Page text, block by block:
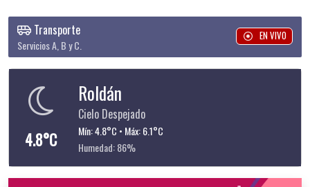
Transporte
Servicios A, B y C.
EN VIVO
4.8°C
Roldán
Cielo Despejado
Mín: 4.8°C • Máx: 6.1°C
Humedad: 86%